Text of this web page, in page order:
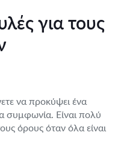
για τους
να προκύψει ένα
συμφωνία. Είναι πολύ
όρους όταν όλα είναι